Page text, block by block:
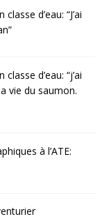
classe d’eau: “J’ai
”
classe d’eau: “j’ai
vie du saumon.
à l’ATE: